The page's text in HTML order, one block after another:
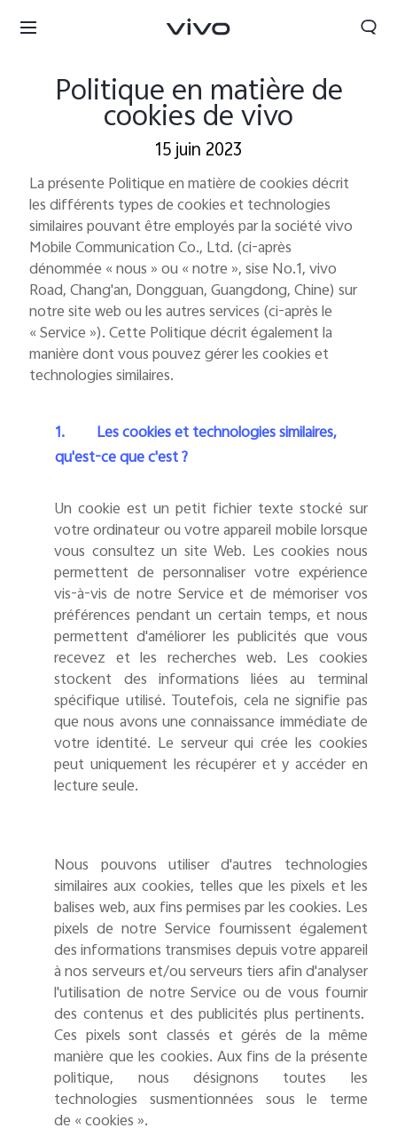
Tunisia | Veuillez sélectionner le pays/la région
Politique en matière de
cookies de vivo
15 juin 2023
La présente Politique en matière de cookies décrit
les différents types de cookies et technologies
similaires pouvant être employés par la société vivo
Mobile Communication Co., Ltd. (ci-après
dénommée « nous » ou « notre », sise No.1, vivo
Road, Chang'an, Dongguan, Guangdong, Chine) sur
notre site web ou les autres services (ci-après le
« Service »). Cette Politique décrit également la
manière dont vous pouvez gérer les cookies et
technologies similaires.
1.
Les cookies et technologies similaires,
qu'est-ce que c'est ?
Un cookie est un petit fichier texte stocké sur
votre ordinateur ou votre appareil mobile lorsque
vous consultez un site Web. Les cookies nous
permettent de personnaliser votre expérience
vis-à-vis de notre Service et de mémoriser vos
préférences pendant un certain temps, et nous
permettent d'améliorer les publicités que vous
recevez et les recherches web. Les cookies
stockent des informations liées au terminal
spécifique utilisé. Toutefois, cela ne signifie pas
que nous avons une connaissance immédiate de
votre identité. Le serveur qui crée les cookies
peut uniquement les récupérer et y accéder en
lecture seule.
Nous pouvons utiliser d'autres technologies
similaires aux cookies, telles que les pixels et les
balises web,aux fins permises par les cookies. Les
pixels de notre Service fournissent également
des informations transmises depuis votre appareil
à nos serveurs et/ou serveurs tiers afin d'analyser
l'utilisation de notre Service ou de vous fournir
des contenus et des publicités plus pertinents.
Ces pixels sont classés et gérés de la même
manière que les cookies. Aux fins de la présente
politique, nous désignons toutes les
technologies susmentionnées sous le terme
de « cookies ».